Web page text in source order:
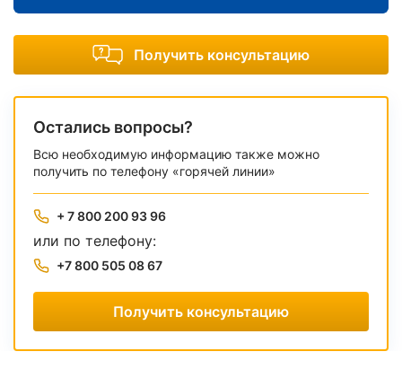
Получить консультацию
Остались вопросы?
Всю необходимую информацию также можно
получить по телефону «горячей линии»
+ 7 800 200 93 96
или по телефону:
+7 800 505 08 67
Получить консультацию